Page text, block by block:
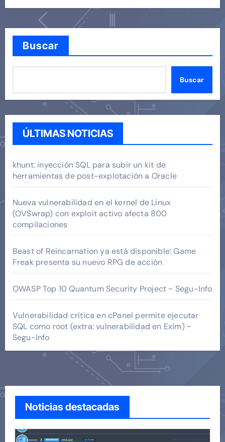
Buscar
Buscar
ÚLTIMAS NOTICIAS
khunt: inyección SQL para subir un kit de
herramientas de post-explotación a Oracle
Nueva vulnerabilidad en el kernel de Linux
(OVSwrap) con exploit activo afecta 800
compilaciones
Beast of Reincarnation ya está disponible: Game
Freak presenta su nuevo RPG de acción
OWASP Top 10 Quantum Security Project ~ Segu-Info
Vulnerabilidad crítica en cPanel permite ejecutar
SQL como root (extra: vulnerabilidad en Exim) ~
Segu-Info
Noticias destacadas